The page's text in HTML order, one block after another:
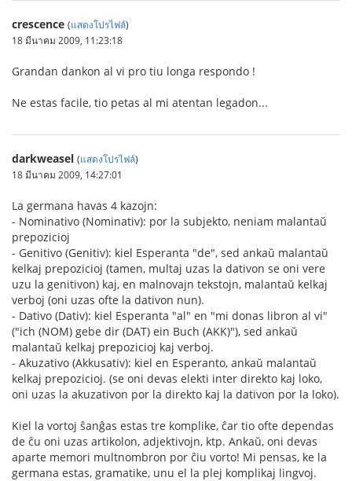
crescence (แสดงโปรไฟล์)
18 มีนาคม 2009, 11:23:18
Grandan dankon al vi pro tiu longa respondo !
Ne estas facile, tio petas al mi atentan legadon...
darkweasel (แสดงโปรไฟล์)
18 มีนาคม 2009, 14:27:01
La germana havas 4 kazojn:
- Nominativo (Nominativ): por la subjekto, neniam malantaŭ
prepozicioj
- Genitivo (Genitiv): kiel Esperanta "de", sed ankaŭ malantaŭ
kelkaj prepozicioj (tamen, multaj uzas la dativon se oni vere
uzu la genitivon) kaj, en malnovajn tekstojn, malantaŭ kelkaj
verboj (oni uzas ofte la dativon nun).
- Dativo (Dativ): kiel Esperanta "al" en "mi donas libron al vi"
("ich (NOM) gebe dir (DAT) ein Buch (AKK)"), sed ankaŭ
malantaŭ kelkaj prepozicioj kaj verboj.
- Akuzativo (Akkusativ): kiel en Esperanto, ankaŭ malantaŭ
kelkaj prepozicioj. (se oni devas elekti inter direkto kaj loko,
oni uzas la akuzativon por la direkto kaj la dativon por la loko).
Kiel la vortoj ŝanĝas estas tre komplike, ĉar tio ofte dependas
de ĉu oni uzas artikolon, adjektivojn, ktp. Ankaŭ, oni devas
aparte memori multnombron por ĉiu vorto! Mi pensas, ke la
germana estas, gramatike, unu el la plej komplikaj lingvoj.